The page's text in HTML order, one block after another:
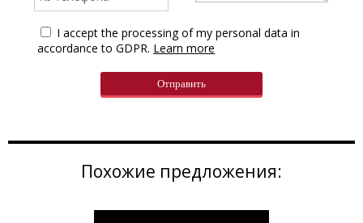
Похожие предложения:
I accept the processing of my personal data in
accordance to GDPR. Learn more